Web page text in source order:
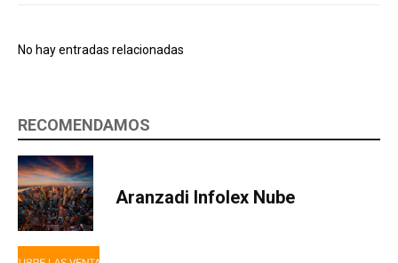
No hay entradas relacionadas
RECOMENDAMOS
Aranzadi Infolex Nube